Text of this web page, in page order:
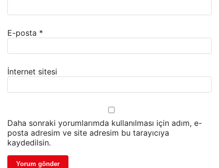
E-posta *
İnternet sitesi
Daha sonraki yorumlarımda kullanılması için adım, e-
posta adresim ve site adresim bu tarayıcıya
kaydedilsin.